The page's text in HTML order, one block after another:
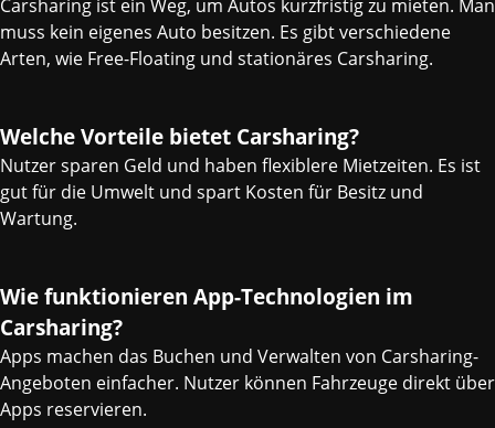
Carsharing ist ein Weg, um Autos kurzfristig zu mieten. Man
muss kein eigenes Auto besitzen. Es gibt verschiedene
Arten, wie Free-Floating und stationäres Carsharing.
Welche Vorteile bietet Carsharing?
Nutzer sparen Geld und haben flexiblere Mietzeiten. Es ist
gut für die Umwelt und spart Kosten für Besitz und
Wartung.
Wie funktionieren App-Technologien im
Carsharing?
Apps machen das Buchen und Verwalten von Carsharing-
Angeboten einfacher. Nutzer können Fahrzeuge direkt über
Apps reservieren.